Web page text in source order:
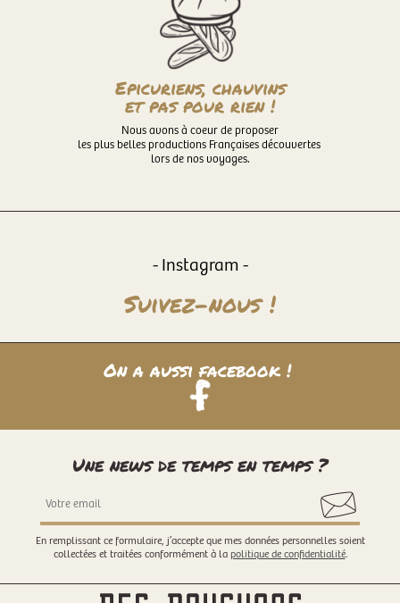
Epicuriens, chauvins
et pas pour rien !
Nous avons à coeur de proposer
les plus belles productions Françaises découvertes
lors de nos voyages.
- Instagram -
Suivez-nous !
On a aussi facebook !
Une news de temps en temps ?
En remplissant ce formulaire, j’accepte que mes données personnelles soient
collectées et traitées conformément à la politique de confidentialité.